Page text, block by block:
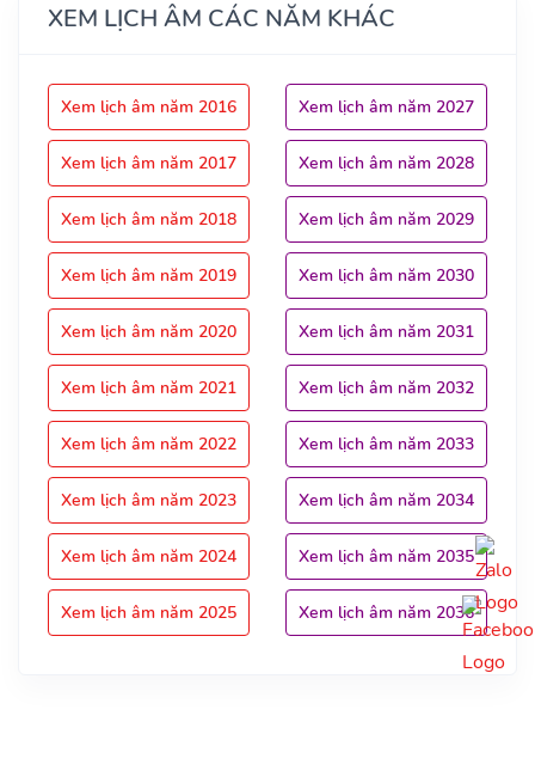
XEM LỊCH ÂM CÁC NĂM KHÁC
Xem lịch âm năm 2016
Xem lịch âm năm 2017
Xem lịch âm năm 2018
Xem lịch âm năm 2019
Xem lịch âm năm 2020
Xem lịch âm năm 2021
Xem lịch âm năm 2022
Xem lịch âm năm 2023
Xem lịch âm năm 2024
Xem lịch âm năm 2025
Xem lịch âm năm 2027
Xem lịch âm năm 2028
Xem lịch âm năm 2029
Xem lịch âm năm 2030
Xem lịch âm năm 2031
Xem lịch âm năm 2032
Xem lịch âm năm 2033
Xem lịch âm năm 2034
Xem lịch âm năm 2035
Xem lịch âm năm 2036